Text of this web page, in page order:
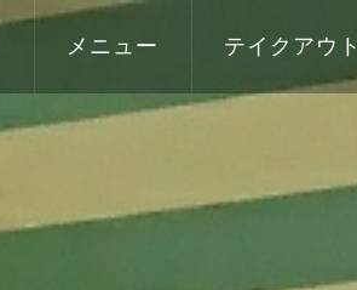
メニュー テイクアウト